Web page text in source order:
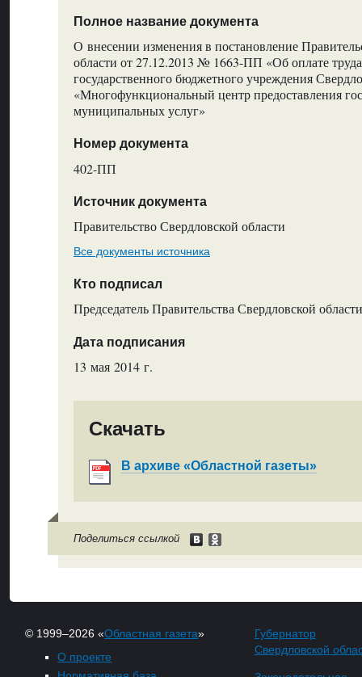
Полное название документа
О внесении изменения в постановление
области от 27.12.2013 № 1663-ПП «Об оплате
государственного бюджетного учреждения
«Многофункциональный центр предоставления
муниципальных услуг»
Номер документа
402-ПП
Источник документа
Правительство Свердловской области
Все документы источника
Кто подписал
Председатель Правительства Свердловской
Дата подписания
13 мая 2014 г.
Скачать
В архиве «Областной газеты»
Поделиться ссылкой
© 1999–2026 «Областная газета»
О проекте
Губернатор
Свердловской